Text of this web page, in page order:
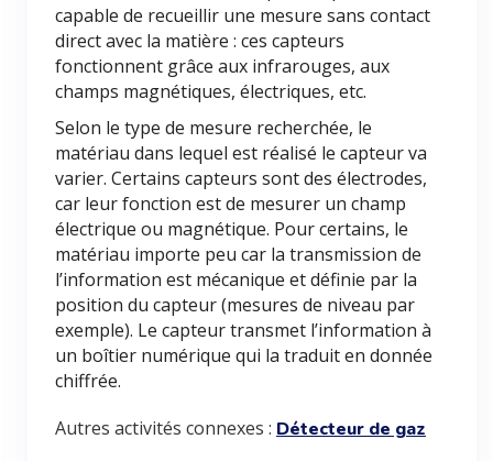
capable de recueillir une mesure sans contact
direct avec la matière : ces capteurs
fonctionnent grâce aux infrarouges, aux
champs magnétiques, électriques, etc.
Selon le type de mesure recherchée, le
matériau dans lequel est réalisé le capteur va
varier. Certains capteurs sont des électrodes,
car leur fonction est de mesurer un champ
électrique ou magnétique. Pour certains, le
matériau importe peu car la transmission de
l’information est mécanique et définie par la
position du capteur (mesures de niveau par
exemple). Le capteur transmet l’information à
un boîtier numérique qui la traduit en donnée
chiffrée.
Autres activités connexes : Détecteur de gaz